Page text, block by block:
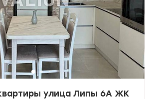
улица Липы 6А ЖК